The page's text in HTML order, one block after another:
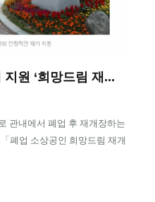
원 ‘희망드림 재...
관내에서 폐업 후 재개장하는
폐업 소상공인 희망드림 재개